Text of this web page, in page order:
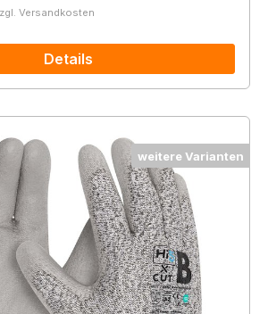
Versandkosten
Details
weitere Varianten